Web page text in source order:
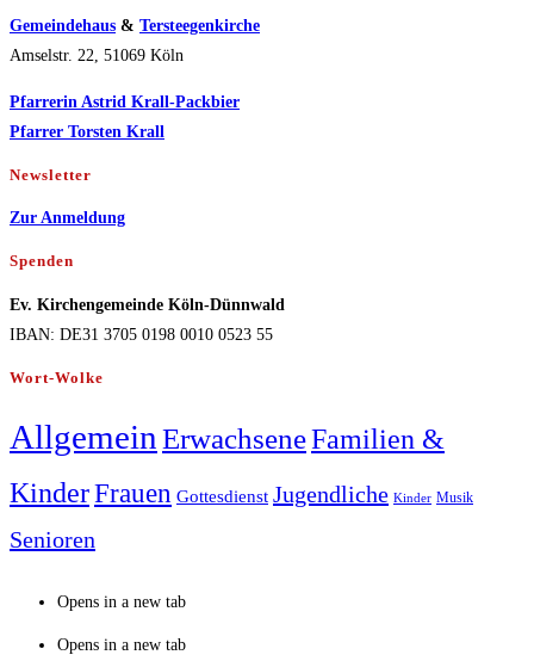
Gemeindehaus & Tersteegenkirche
Amselstr. 22, 51069 Köln
Pfarrerin Astrid Krall-Packbier
Pfarrer Torsten Krall
Newsletter
Zur Anmeldung
Spenden
Ev. Kirchengemeinde Köln-Dünnwald
IBAN: DE31 3705 0198 0010 0523 55
Wort-Wolke
Allgemein ErwachseneFamilien &
KinderFrauen Gottesdienst Jugendliche Kinder Musik
Senioren
Opens in a new tab
Opens in a new tab